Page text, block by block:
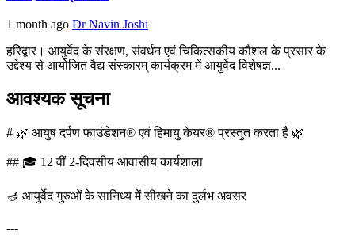
1 month ago Dr Navin Joshi
हरिद्वार। आयुर्वेद के संरक्षण, संवर्धन एवं चिकित्सकीय कौशल के प्रसार के
उद्देश्य से आयोजित वैद्य संस्कारम् कार्यक्रम में आयुर्वेद विशेषज्ञ...
आवश्यक सूचना
# 🌿 आयुष दर्पण फाउंडेशन® एवं हिमायु केयर® प्रस्तुत करता है 🌿
## 🎓 12 वीं 2-दिवसीय आवासीय कार्यशाला
🪔 आयुर्वेद गुरुओं के सानिध्य में सीखने का दुर्लभ अवसर
---